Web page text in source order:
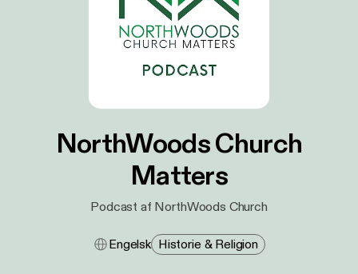
NorthWoods Church
Matters
Podcast af NorthWoods Church
Engelsk Historie & Religion